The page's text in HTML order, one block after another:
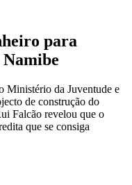
para
Ministério da Juventude e
de construção do
Falcão revelou que o
que se consiga